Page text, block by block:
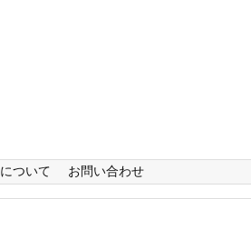
ついて お問い合わせ